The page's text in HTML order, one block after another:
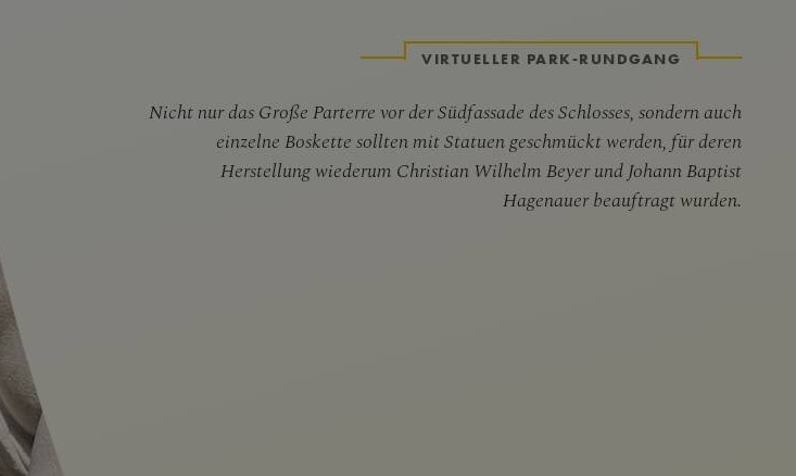
VIRTUELLER PARK-RUNDGANG
Nicht nur das Große Parterre vor der Südfassade des Schlosses, sondern auch
einzelne Boskette sollten mit Statuen geschmückt werden, für deren
Herstellung wiederum Christian Wilhelm Beyer und Johann Baptist
Hagenauer beauftragt wurden.